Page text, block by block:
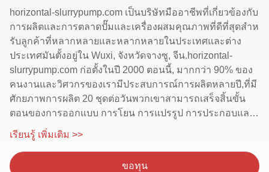
horizontal-slurrypump.com เป็นบริษัทมืออาชีพที่เกี่ยวข้องกับ
การผลิตและการตลาดปั๊มและเครื่องผสมคุณภาพที่ดีที่สุดสําห
รับลูกค้าที่หลากหลายและหลากหลายในประเทศและต่าง
ประเทศมันตั้งอยู่ใน Wuxi, จังหวัดจางซู, จีน.horizontal-
slurrypump.com ก่อตั้งในปี 2000 ตอนนี้, มากกว่า 90% ของ
คนงานและวิศวกรของเรามีประสบการณ์การผลิตหลายปี,ที่มี
ศักยภาพการผลิต 20 ชุดต่อวันพวกเขาสามารถเสร็จสิ้นขั้น
ตอนของการออกแบบ การโยน การแปรรูป การประกอบและ
การทดสอบ...
เรียนรู้ เพิ่มเติม >>
ขอทุน